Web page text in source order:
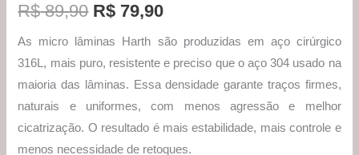
R$89,90 R$ 79,90
As micro lâminas Harth são produzidas em aço cirúrgico
316L, mais puro, resistente e preciso que o aço 304 usado na
maioria das lâminas. Essa densidade garante traços firmes,
naturais e uniformes, com menos agressão e melhor
cicatrização. O resultado é mais estabilidade, mais controle e
menos necessidade de retoques.